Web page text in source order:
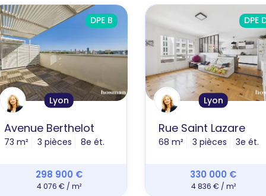
DPE B
Lyon
Avenue Berthelot
73 m² 3 pièces 8e ét.
298 900 €
4 076 € / m²
DPE
Lyon
Rue Saint Lazare
68 m² 3 pièces 3e ét.
330 000 €
4 836 € / m²